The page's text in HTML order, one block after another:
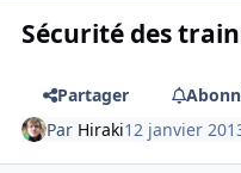
Sécurité des
Partager
Par Hiraki12 janvier